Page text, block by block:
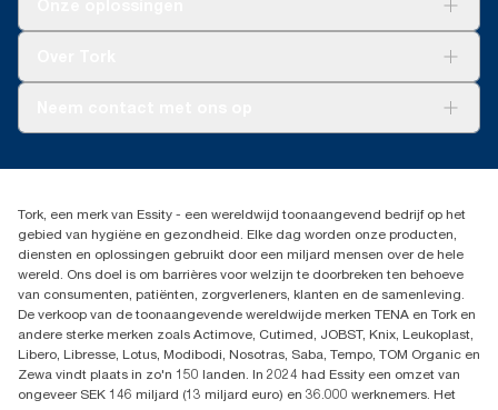
Dispenserklacht
02 766 05 30
Essity Belgium NV
Berkenlaan 8B
1831 MACHELEN
Tork, een merk van Essity - een wereldwijd toonaangevend bedrijf op het
gebied van hygiëne en gezondheid. Elke dag worden onze producten,
diensten en oplossingen gebruikt door een miljard mensen over de hele
wereld. Ons doel is om barrières voor welzijn te doorbreken ten behoeve
van consumenten, patiënten, zorgverleners, klanten en de samenleving.
De verkoop van de toonaangevende wereldwijde merken TENA en Tork en
andere sterke merken zoals Actimove, Cutimed, JOBST, Knix, Leukoplast,
Libero, Libresse, Lotus, Modibodi, Nosotras, Saba, Tempo, TOM Organic en
Zewa vindt plaats in zo'n 150 landen. In 2024 had Essity een omzet van
ongeveer SEK 146 miljard (13 miljard euro) en 36.000 werknemers. Het